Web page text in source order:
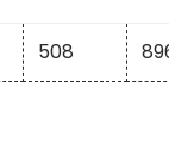
508